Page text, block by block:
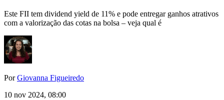
Este FII tem dividend yield de 11% e pode entregar ganhos atrativos
com a valorização das cotas na bolsa – veja qual é
PorGiovanna Figueiredo
10 nov 2024, 08:00